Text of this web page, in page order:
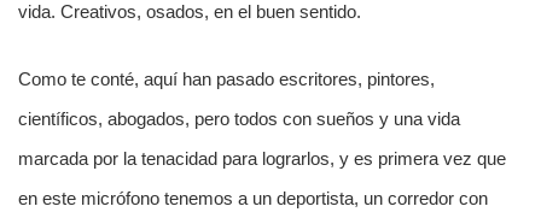
vida. Creativos, osados, en el buen sentido.
Como te conté, aquí han pasado escritores, pintores,
científicos, abogados, pero todos con sueños y una vida
marcada por la tenacidad para lograrlos, y es primera vez que
en este micrófono tenemos a un deportista, un corredor con